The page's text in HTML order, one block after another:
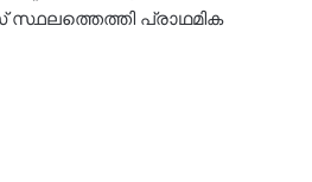
പ്രാഥമിക